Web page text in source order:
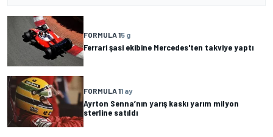
FORMULA 15 g
Ferrari şasi ekibine Mercedes'ten takviye yaptı
FORMULA 11 ay
Ayrton Senna’nın yarış kaskı yarım milyon
sterline satıldı